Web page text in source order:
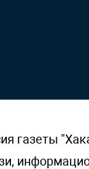
газеты